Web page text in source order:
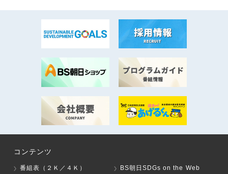
コンテンツ
番組表（２Ｋ／４Ｋ）
BS朝日SDGs on the Web